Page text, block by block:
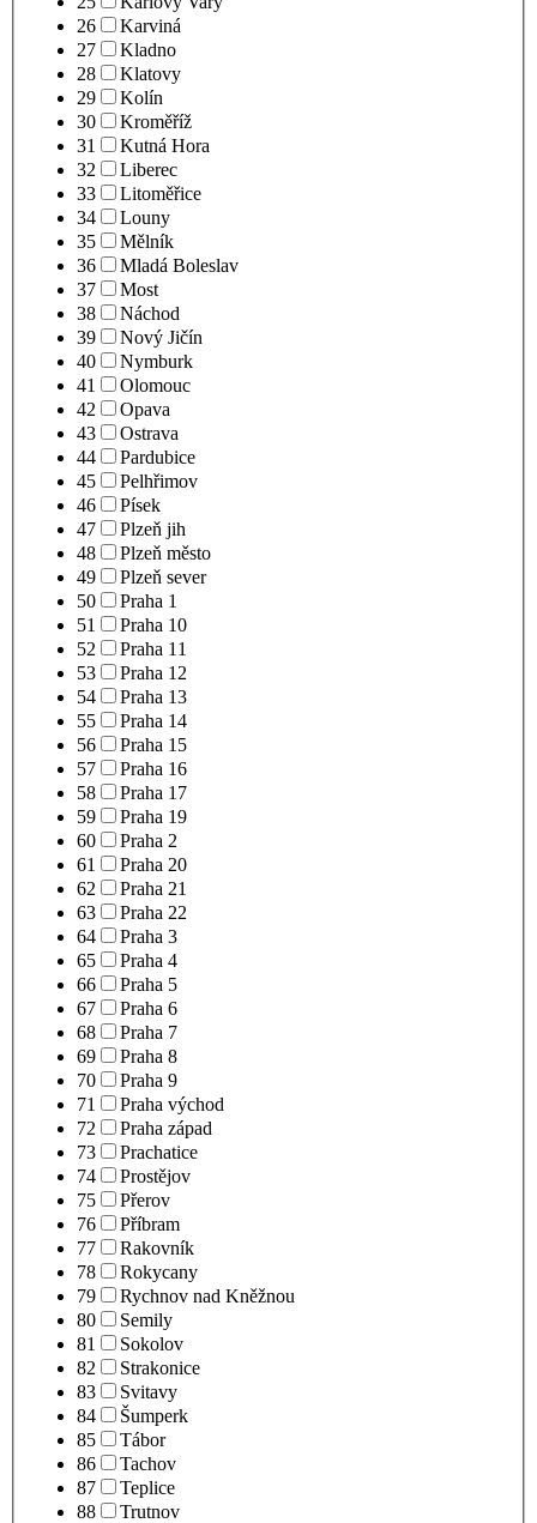
26
Karviná
27
Kladno
28
Klatovy
29
Kolín
30
Kroměříž
31
Kutná Hora
32
Liberec
33
Litoměřice
34
Louny
35
Mělník
36
Mladá Boleslav
37
Most
38
Náchod
39
Nový Jičín
40
Nymburk
41
Olomouc
42
Opava
43
Ostrava
44
Pardubice
45
Pelhřimov
46
Písek
47
Plzeň jih
48
Plzeň město
49
Plzeň sever
50
Praha 1
51
Praha 10
52
Praha 11
53
Praha 12
54
Praha 13
55
Praha 14
56
Praha 15
57
Praha 16
58
Praha 17
59
Praha 19
60
Praha 2
61
Praha 20
62
Praha 21
63
Praha 22
64
Praha 3
65
Praha 4
66
Praha 5
67
Praha 6
68
Praha 7
69
Praha 8
70
Praha 9
71
Praha východ
72
Praha západ
73
Prachatice
74
Prostějov
75
Přerov
76
Příbram
77
Rakovník
78
Rokycany
79
Rychnov nad Kněžnou
80
Semily
81
Sokolov
82
Strakonice
83
Svitavy
84
Šumperk
85
Tábor
86
Tachov
87
Teplice
88
Trutnov